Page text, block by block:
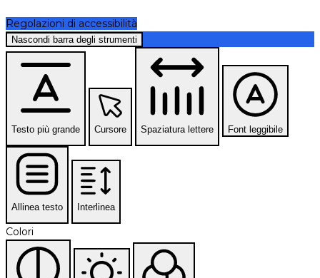
Regolazioni di accessibilità
Nascondi barra degli strumenti
Testo più grande Cursore Spaziatura lettere Font leggibile
Allinea testo Interlinea
Colori